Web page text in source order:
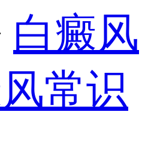
白癜风
常识